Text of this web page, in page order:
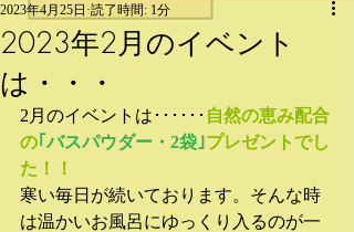
2023年2月のイベント
は・・・
2023年4月25日 読了時間: 1分
2月のイベントは･･････ 自然の恵み配合
の｢バスパウダー・2袋｣プレゼントでし
た！！
寒い毎日が続いております。そんな時
は温かいお風呂にゆっくり入るのが一